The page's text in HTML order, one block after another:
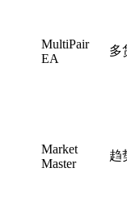
MultiPair
EA
多
Market
Master
趋